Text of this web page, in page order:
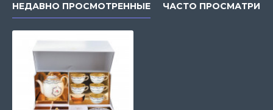
НЕДАВНО ПРОСМОТРЕННЫЕ ЧАСТО